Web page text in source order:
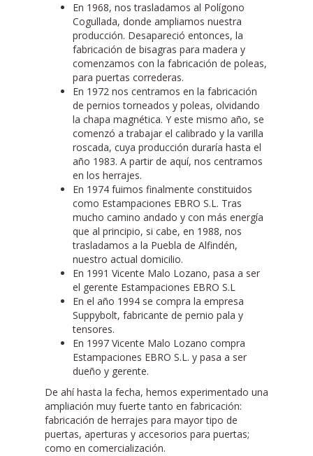
En 1968, nos trasladamos al Polígono
Cogullada, donde ampliamos nuestra
producción. Desapareció entonces, la
fabricación de bisagras para madera y
comenzamos con la fabricación de poleas,
para puertas correderas.
En 1972 nos centramos en la fabricación
de pernios torneados y poleas, olvidando
la chapa magnética. Y este mismo año, se
comenzó a trabajar el calibrado y la varilla
roscada, cuya producción duraría hasta el
año 1983. A partir de aquí, nos centramos
en los herrajes.
En 1974 fuimos finalmente constituidos
como Estampaciones EBRO S.L. Tras
mucho camino andado y con más energía
que al principio, si cabe, en 1988, nos
trasladamos a la Puebla de Alfindén,
nuestro actual domicilio.
En 1991 Vicente Malo Lozano, pasa a ser
el gerente Estampaciones EBRO S.L
En el año 1994 se compra la empresa
Suppybolt, fabricante de pernio pala y
tensores.
En 1997 Vicente Malo Lozano compra
Estampaciones EBRO S.L. y pasa a ser
dueño y gerente.
De ahí hasta la fecha, hemos experimentado una
ampliación muy fuerte tanto en fabricación:
fabricación de herrajes para mayor tipo de
puertas, aperturas y accesorios para puertas;
como en comercialización.